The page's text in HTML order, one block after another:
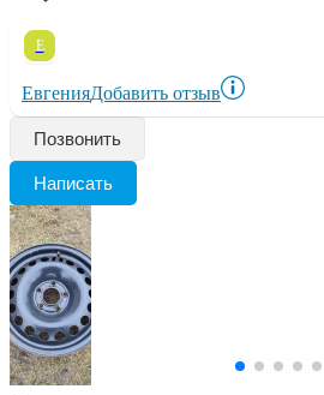
Е
ЕвгенияДобавить отзыв
Позвонить
Написать